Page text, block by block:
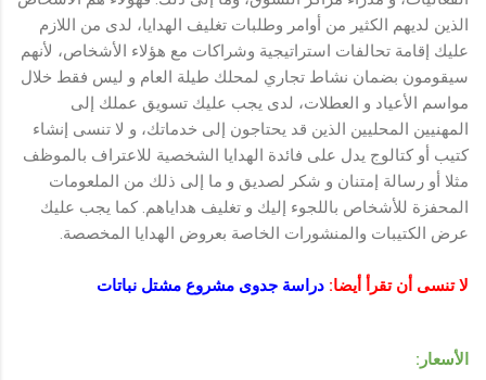
الذين لديهم الكثير من أوامر وطلبات تغليف الهدايا، لدى من اللازم
عليك إقامة تحالفات استراتيجية وشراكات مع هؤلاء الأشخاص، لأنهم
سيقومون بضمان نشاط تجاري لمحلك طيلة العام و ليس فقط خلال
مواسم الأعياد و العطلات، لدى يجب عليك تسويق عملك إلى
المهنيين المحليين الذين قد يحتاجون إلى خدماتك، و لا تنسى إنشاء
كتيب أو كتالوج يدل على فائدة الهدايا الشخصية للاعتراف بالموظف
مثلا أو رسالة إمتنان و شكر لصديق و ما إلى ذلك من الملعومات
المحفزة للأشخاص باللجوء إليك و تغليف هداياهم. كما يجب عليك
عرض الكتيبات والمنشورات الخاصة بعروض الهدايا المخصصة.
لا تنسى أن تقرأ أيضا: دراسة جدوى مشروع مشتل نباتات
الأسعار: